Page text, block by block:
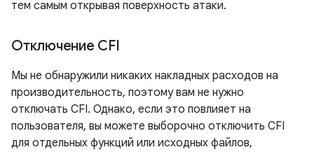
тем самым открывая поверхность атаки.
Отключение CFI
Мы не обнаружили никаких накладных расходов на
производительность, поэтому вам не нужно
отключать CFI. Однако, если это повлияет на
пользователя, вы можете выборочно отключить CFI
для отдельных функций или исходных файлов,